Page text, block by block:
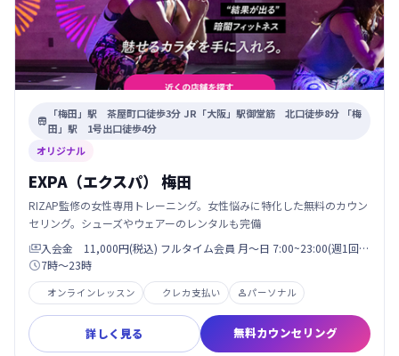

「梅田」駅 茶屋町口徒歩3分 JR「大阪」駅御堂筋 北口徒歩8分 「梅
田」駅 1号出口徒歩4分
オリジナル
EXPA（エクスパ） 梅田
RIZAP監修の女性専用トレーニング。女性悩みに特化した無料のカウン
セリング。シューズやウェアーのレンタルも完備
入会金 11,000円(税込) フルタイム会員 月〜日 7:00~23:00(週1回…
7時〜23時
オンラインレッスン クレカ支払い パーソナル
詳しく見る 無料カウンセリング